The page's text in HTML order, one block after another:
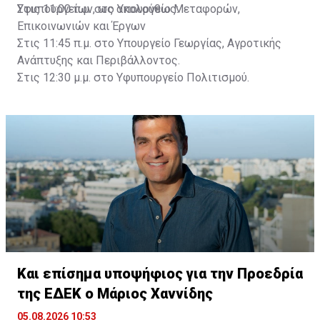
Υφυπουργείων, ως ακολούθως:
Στις 11:00 π.μ. στο Υπουργείο Μεταφορών,
Επικοινωνιών και Έργων
Στις 11:45 π.μ. στο Υπουργείο Γεωργίας, Αγροτικής
Ανάπτυξης και Περιβάλλοντος.
Στις 12:30 μ.μ. στο Υφυπουργείο Πολιτισμού.
Και επίσημα υποψήφιος για την Προεδρία
της ΕΔΕΚ ο Μάριος Χαννίδης
05.08.2026 10:53